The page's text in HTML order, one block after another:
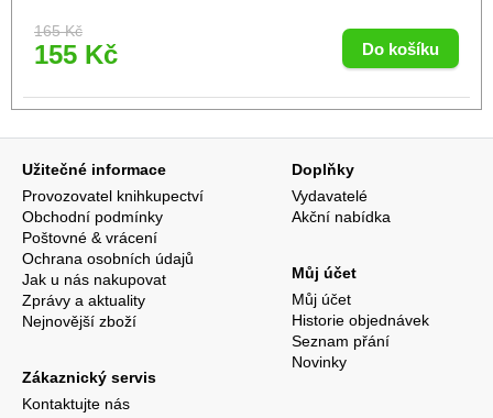
165 Kč
155 Kč
Užitečné informace
Provozovatel knihkupectví
Obchodní podmínky
Poštovné & vrácení
Ochrana osobních údajů
Jak u nás nakupovat
Zprávy a aktuality
Nejnovější zboží
Zákaznický servis
Kontaktujte nás
Doplňky
Vydavatelé
Akční nabídka
Můj účet
Můj účet
Historie objednávek
Seznam přání
Novinky